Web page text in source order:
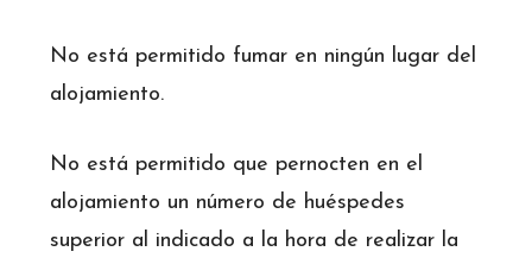
No está permitido fumar en ningún lugar del
alojamiento.
No está permitido que pernocten en el
alojamiento un número de huéspedes
superior al indicado a la hora de realizar la